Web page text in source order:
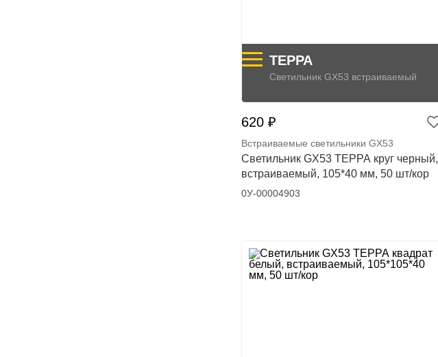
ТЕРРА
Светильник GX53 встраиваемый
620 ₽
Встраиваемые светильники GX53
Светильник GX53 ТЕРРА круг черный,
встраиваемый, 105*40 мм, 50 шт/кор
0У-00004903